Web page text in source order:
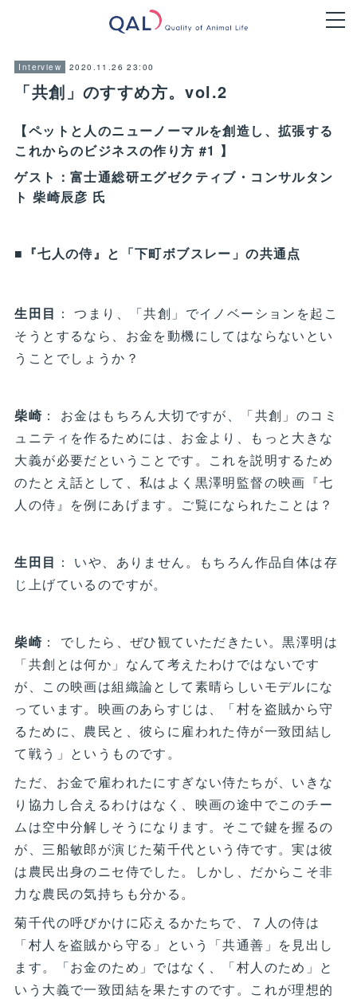
Interview 2020.11.26 23:00
「共創」のすすめ方。vol.2
【ペットと人のニューノーマルを創造し、拡張する
これからのビジネスの作り方 #1 】
ゲスト：富士通総研エグゼクティブ・コンサルタン
ト 柴崎辰彦 氏
■『七人の侍』と「下町ボブスレー」の共通点
生田目 ： つまり、「共創」でイノベーションを起こ
そうとするなら、お金を動機にしてはならないとい
うことでしょうか？
柴崎 ： お金はもちろん大切ですが、「共創」のコミ
ュニティを作るためには、お金より、もっと大きな
大義が必要だということです。これを説明するため
のたとえ話として、私はよく黒澤明監督の映画『七
人の侍』を例にあげます。ご覧になられたことは？
生田目 ： いや、ありません。もちろん作品自体は存
じ上げているのですが。
柴崎 ： でしたら、ぜひ観ていただきたい。黒澤明は
「共創とは何か」なんて考えたわけではないです
が、この映画は組織論として素晴らしいモデルにな
っています。映画のあらすじは、「村を盗賊から守
るために、農民と、彼らに雇われた侍が一致団結し
て戦う」というものです。
ただ、お金で雇われたにすぎない侍たちが、いきな
り協力し合えるわけはなく、映画の途中でこのチー
ムは空中分解しそうになります。そこで鍵を握るの
が、三船敏郎が演じた菊千代という侍です。実は彼
は農民出身のニセ侍でした。しかし、だからこそ非
力な農民の気持ちも分かる。
菊千代の呼びかけに応えるかたちで、７人の侍は
「村人を盗賊から守る」という「共通善」を見出し
ます。「お金のため」ではなく、「村人のため」と
いう大義で一致団結を果たすのです。これが理想的